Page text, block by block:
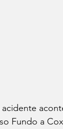
acidente
Fundo a